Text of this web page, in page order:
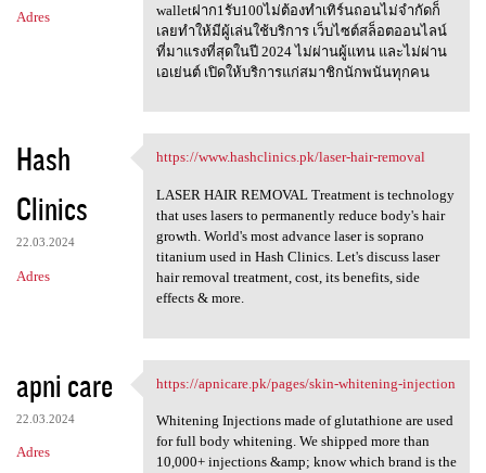
Adres
walletฝาก1รับ100ไม่ต้องทำเทิร์นถอนไม่จำกัดก็
เลยทำให้มีผู้เล่นใช้บริการ เว็บไซต์สล็อตออนไลน์
ที่มาแรงที่สุดในปี 2024 ไม่ผ่านผู้แทน และไม่ผ่าน
เอเย่นต์ เปิดให้บริการแก่สมาชิกนักพนันทุกคน
Hash
Clinics
22.03.2024
Adres
https://www.hashclinics.pk
https://www.hashclinics.pk/laser-hair-removal
LASER HAIR REMOVAL Treatment is technology
that uses lasers to permanently reduce body's hair
growth. World's most advance laser is soprano
titanium used in Hash Clinics. Let's discuss laser
hair removal treatment, cost, its benefits, side
effects & more.
apni care
22.03.2024
Adres
https://apnicare.pk/pages
https://apnicare.pk/pages/skin-whitening-injection
Whitening Injections made of glutathione are used
for full body whitening. We shipped more than
10,000+ injections &amp; know which brand is the